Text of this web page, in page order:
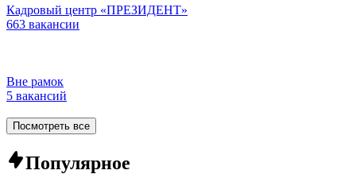
Кадровый центр «ПРЕЗИДЕНТ»
663 вакансии
Вне рамок
5 вакансий
Посмотреть все
Популярное